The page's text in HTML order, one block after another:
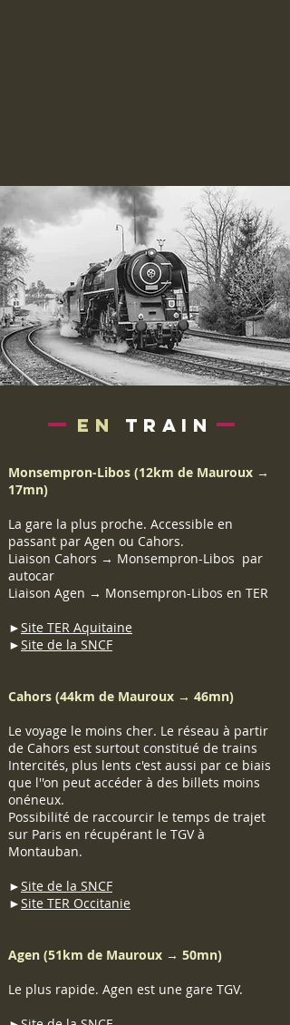
en train
Monsempron-Libos (12km de Mauroux →
17mn)
La gare la plus proche. Accessible en
passant par Agen ou Cahors.
Liaison Cahors → Monsempron-Libos par
autocar
Liaison Agen → Monsempron-Libos en TER
►Site TER Aquitaine
►Site de la SNCF
Cahors (44km de Mauroux → 46mn)
Le voyage le moins cher. Le réseau à partir
de Cahors est surtout constitué de trains
Intercités, plus lents c'est aussi par ce biais
que l''on peut accéder à des billets moins
onéneux.
Possibilité de raccourcir le temps de trajet
sur Paris en récupérant le TGV à
Montauban.
►Site de la SNCF
►Site TER Occitanie
Agen (51km de Mauroux → 50mn)
Le plus rapide. Agen est une gare TGV.